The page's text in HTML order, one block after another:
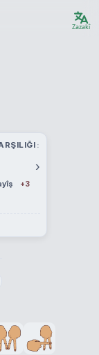
Zazakî
›
+3